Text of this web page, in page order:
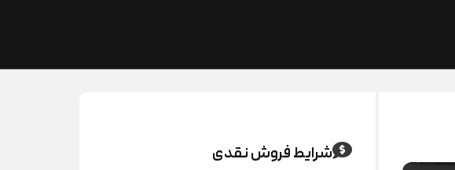
شرایط فروش نقدی